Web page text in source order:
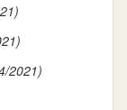
2021)